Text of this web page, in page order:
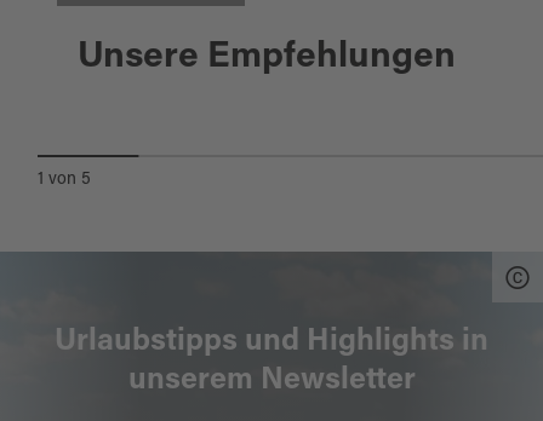
Unsere Empfehlungen
Plößberg
NATURBADEPLATZ GROSSER W
1 von 5
Urlaubstipps und Highlights in
unserem Newsletter